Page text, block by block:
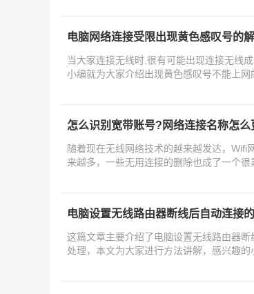
电脑网络连接受限出现黄色感叹号的
当大家连接无线时,很有可能出现连接无线
小编就为大家介绍出现黄色感叹号不能上
怎么识别宽带账号?网络连接名称怎么
随着现在无线网络技术的越来越发达，Wifi
来越多，一些无用连接的删除也成了一个
电脑设置无线路由器断线后自动连接
这篇文章主要介绍了电脑设置无线路由器
处理，本文为大家进行方法讲解，感兴趣